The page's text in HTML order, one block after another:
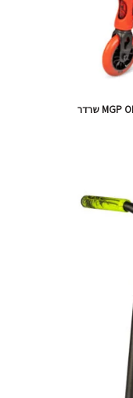
קורקינט פעלולים MGP ORIGIN SHREDDER שרדר